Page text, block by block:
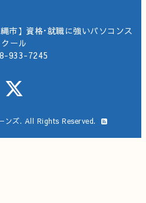
市】資格･就職に強いパソコンス
クール
933-7245
ンズ. All Rights Reserved.